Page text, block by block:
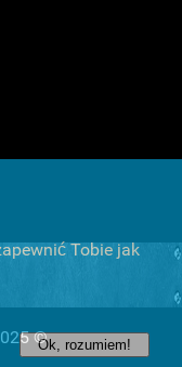
©
Tobie jak
Ok, rozumiem!